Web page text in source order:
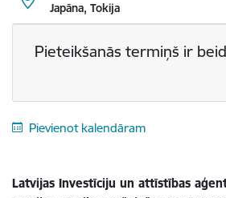
Japāna, Tokija
Pieteikšanās termiņš ir
Pievienot kalendāram
Latvijas Investīciju un attīstības